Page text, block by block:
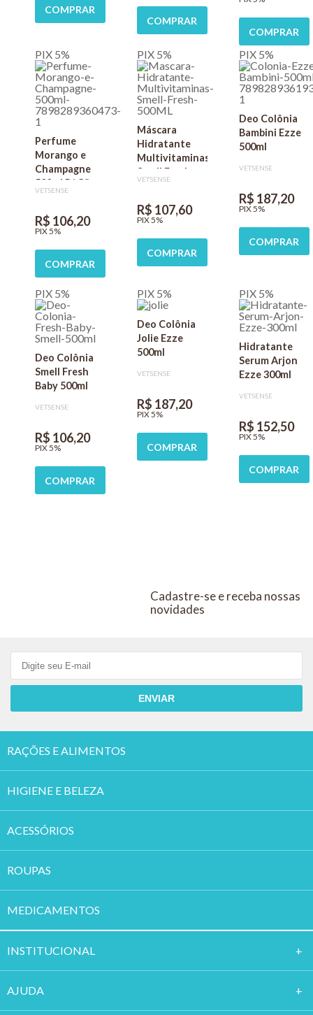
COMPRAR
COMPRAR
COMPRAR
PIX 5%
Perfume
Morango e
Champagne
500ml P/ Cães
e Gatos Smell
VETSENSE
R$ 106,20
PIX 5%
COMPRAR
PIX 5%
Máscara
Hidratante
Multivitaminas
Smell Fresh
500ml
VETSENSE
R$ 107,60
PIX 5%
COMPRAR
PIX 5%
Deo Colônia
Bambini Ezze
500ml
VETSENSE
R$ 187,20
PIX 5%
COMPRAR
PIX 5%
Deo Colônia
Smell Fresh
Baby 500ml
VETSENSE
R$ 106,20
PIX 5%
COMPRAR
PIX 5%
Deo Colônia
Jolie Ezze
500ml
VETSENSE
R$ 187,20
PIX 5%
COMPRAR
PIX 5%
Hidratante
Serum Arjon
Ezze 300ml
VETSENSE
R$ 152,50
PIX 5%
COMPRAR
Cadastre-se e receba nossas
novidades
ENVIAR
RAÇÕES E ALIMENTOS
HIGIENE E BELEZA
ACESSÓRIOS
ROUPAS
MEDICAMENTOS
INSTITUCIONAL
AJUDA